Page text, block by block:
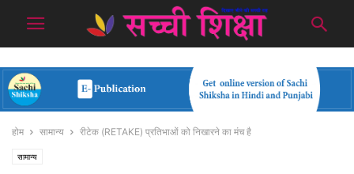
होम सामान्य रीटेक (RETAKE) प्रतिभाओं को निखारने का मंच है
सामान्य